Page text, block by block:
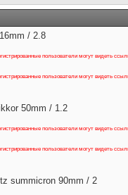
/ 2.8
пользователи могут видеть
пользователи могут видеть
50mm / 1.2
пользователи могут видеть
пользователи могут видеть
summicron 90mm / 2